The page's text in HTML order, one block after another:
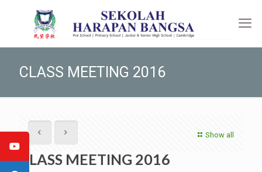
CLASS MEETING 2016
Show all
CLASS MEETING 2016